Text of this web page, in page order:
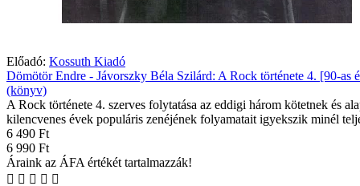
Előadó: Kossuth Kiadó
Dömötör Endre - Jávorszky Béla Szilárd: A Rock története 4. [90-as
(könyv)
A Rock története 4. szerves folytatása az eddigi három kötetnek és
kilencvenes évek populáris zenéjének folyamatait igyekszik minél
6 490 Ft
6 990 Ft
Áraink az ÁFA értékét tartalmazzák!